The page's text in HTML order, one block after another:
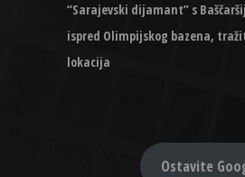
“Sarajevski dijamant” s
ispred Olimpijskog bazena,
lokacija
Ostavite